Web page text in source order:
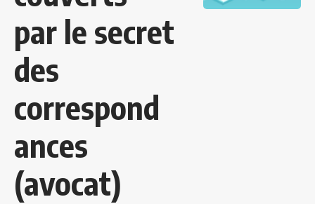
par le secret
des
correspond
ances
(avocat)